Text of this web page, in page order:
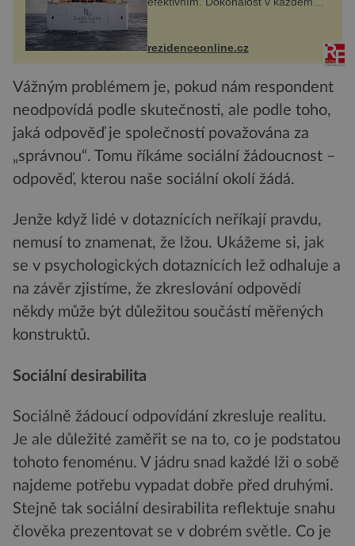
detailu představuje značka Fendi
Casa, kterou byly vybaveny její
paluby. Monacký přístav nabízí
každoročn...
rezidenceonline.cz
Vážným problémem je, pokud nám respondent
neodpovídá podle skutečnosti, ale podle toho,
jaká odpověď je společností považována za
„správnou“. Tomu říkáme sociální žádoucnost –
odpověď, kterou naše sociální okolí žádá.
Jenže když lidé v dotaznících neříkají pravdu,
nemusí to znamenat, že lžou. Ukážeme si, jak
se v psychologických dotaznících lež odhaluje a
na závěr zjistíme, že zkreslování odpovědí
někdy může být důležitou součástí měřených
konstruktů.
Sociální desirabilita
Sociálně žádoucí odpovídání zkresluje realitu.
Je ale důležité zaměřit se na to, co je podstatou
tohoto fenoménu. V jádru snad každé lži o sobě
najdeme potřebu vypadat dobře před druhými.
Stejně tak sociální desirabilita reflektuje snahu
člověka prezentovat se v dobrém světle. Co je